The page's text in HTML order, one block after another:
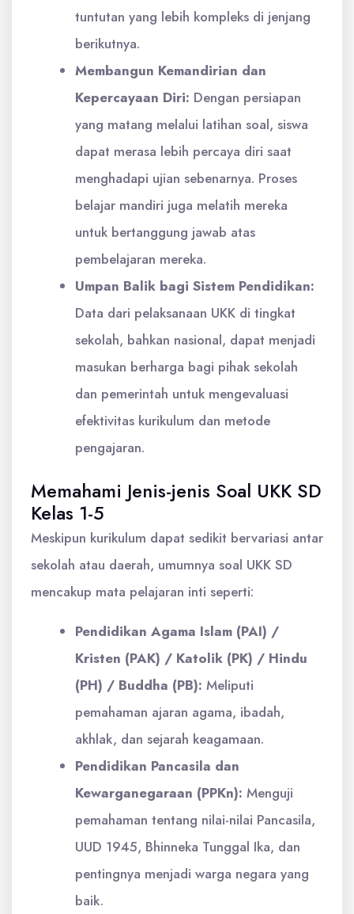
tuntutan yang lebih kompleks di jenjang
berikutnya.
Membangun Kemandirian dan
Kepercayaan Diri: Dengan persiapan
yang matang melalui latihan soal, siswa
dapat merasa lebih percaya diri saat
menghadapi ujian sebenarnya. Proses
belajar mandiri juga melatih mereka
untuk bertanggung jawab atas
pembelajaran mereka.
Umpan Balik bagi Sistem Pendidikan:
Data dari pelaksanaan UKK di tingkat
sekolah, bahkan nasional, dapat menjadi
masukan berharga bagi pihak sekolah
dan pemerintah untuk mengevaluasi
efektivitas kurikulum dan metode
pengajaran.
Memahami Jenis-jenis Soal UKK SD
Kelas 1-5
Meskipun kurikulum dapat sedikit bervariasi antar
sekolah atau daerah, umumnya soal UKK SD
mencakup mata pelajaran inti seperti:
Pendidikan Agama Islam (PAI) /
Kristen (PAK) / Katolik (PK) / Hindu
(PH) / Buddha (PB): Meliputi
pemahaman ajaran agama, ibadah,
akhlak, dan sejarah keagamaan.
Pendidikan Pancasila dan
Kewarganegaraan (PPKn): Menguji
pemahaman tentang nilai-nilai Pancasila,
UUD 1945, Bhinneka Tunggal Ika, dan
pentingnya menjadi warga negara yang
baik.